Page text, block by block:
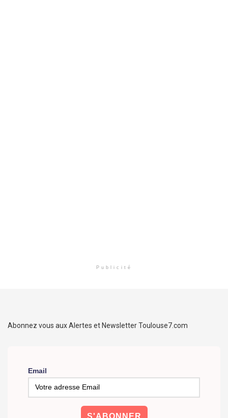
Publicité
Abonnez vous aux Alertes et Newsletter Toulouse7.com
Email